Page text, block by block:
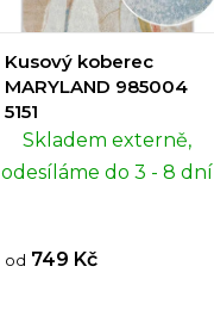
Kusový koberec
MARYLAND 985004
5151
Skladem externě,
odesíláme do 3 - 8 dní
od 749 Kč